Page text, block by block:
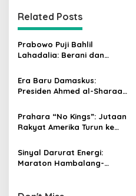
a
v
i
g
a
t
i
o
Related Posts
Prabowo Puji Bahlil
Lahadalia: Berani dan
88–89
Era Baru Damaskus:
Presiden Ahmed al-Sharaa
Suriah Pasca-Penarikan
Militer Amerika Serikat
Prahara “No Kings”: Jutaan
Rakyat Amerika Turun ke
dalam Kepungan Protes
Global!
Sinyal Darurat Energi:
Maraton Hambalang-